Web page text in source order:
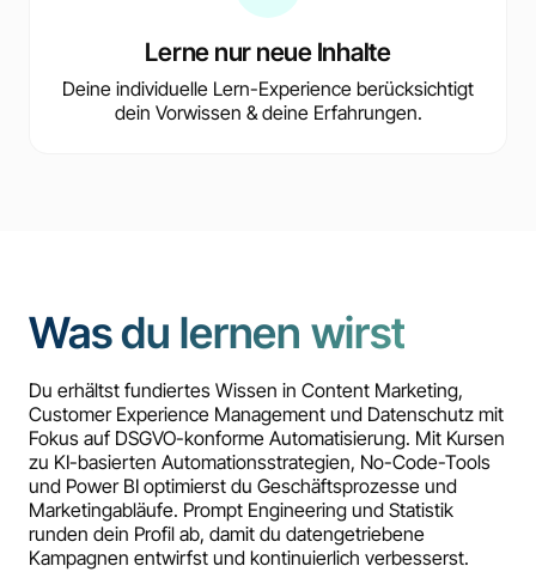
Lerne nur neue Inhalte
Deine individuelle Lern-Experience berücksichtigt
dein Vorwissen & deine Erfahrungen.
Was du lernen wirst
Du erhältst fundiertes Wissen in Content Marketing,
Customer Experience Management und Datenschutz mit
Fokus auf DSGVO-konforme Automatisierung. Mit Kursen
zu KI-basierten Automationsstrategien, No-Code-Tools
und Power BI optimierst du Geschäftsprozesse und
Marketingabläufe. Prompt Engineering und Statistik
runden dein Profil ab, damit du datengetriebene
Kampagnen entwirfst und kontinuierlich verbesserst.